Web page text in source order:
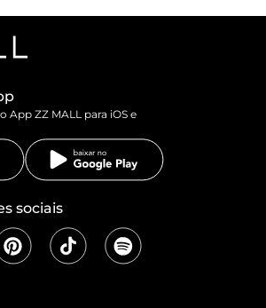
App ZZ MALL para iOS e
sociais